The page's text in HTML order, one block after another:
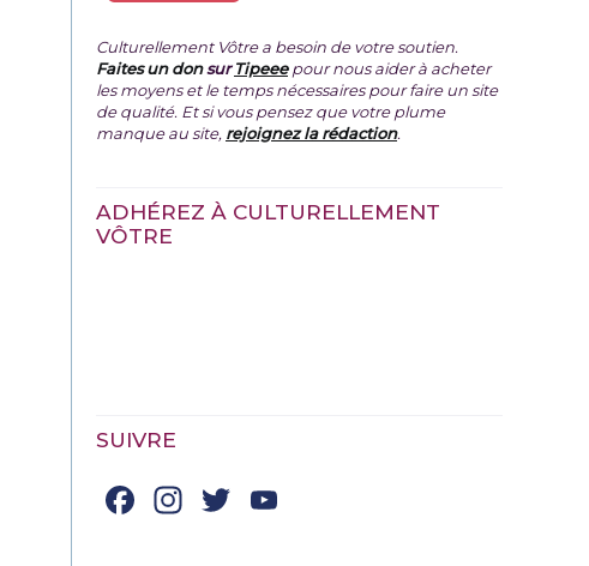
Culturellement Vôtre a besoin de votre soutien.
Faites un donsurTipeeepour nous aider à acheter
les moyens et le temps nécessaires pour faire un site
de qualité. Et si vous pensez que votre plume
manque au site, rejoignez la rédaction.
ADHÉREZ À CULTURELLEMENT
VÔTRE
SUIVRE
Facebook
Instagram
Twitter